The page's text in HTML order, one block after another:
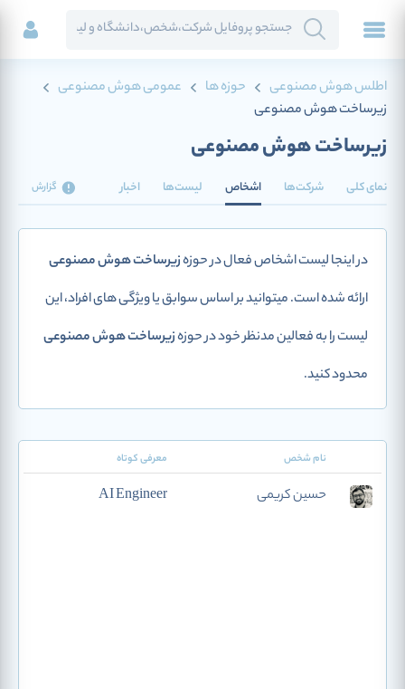
اطلس هوش مصنوعی حوزه ها
عمومی هوش مصنوعی
زیرساخت هوش مصنوعی
زیرساخت هوش مصنوعی
نمای کلی شرکت‌ها اشخاص لیست‌ها اخبار گزارش
در اینجا لیست اشخاص فعال در حوزهزیرساخت هوش مصنوعی
ارائه شده است. میتوانید بر اساس سوابق یا ویژگی های افراد، این
لیست را به فعالین مدنظر خود در حوزهزیرساخت هوش مصنوعی
محدود کنید.
نام شخص معرفی کوتاه
حسین کریمی AI Engineer